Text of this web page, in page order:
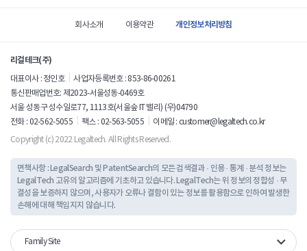
정
회사소개 이용약관 개인정보처리방침
리걸테크(주)
대표이사 : 정인호
사업자등록번호 : 853-86-00261
통신판매업번호: 제2023-서울성동-0469호
서울 성동구 성수일로77, 1113호(서울숲 IT 밸리) (우)04790
전화 : 02-562-5055
팩스 : 02-563-5055 이메일 : customer@legaltech.co.kr
Copyright (c) 2022 Legaltech. All Rights Reserved.
면책사항 : LegalSearch 및 PatentSearch의 모든 검색결과 · 인용 · 통계 · 분석 정보는
LegalTech 고유의 알고리즘에 기초하고 있습니다. LegalTech는 위 정보의 정합성 · 무
결성을 보증하지 않으며, 사용자가 오류나 결함이 있는 정보를 활용함으로 인하여 발생한
손해에 대해 책임지지 않습니다.
Family Site